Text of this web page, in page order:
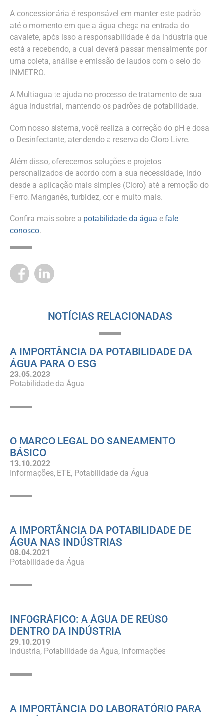
A concessionária é responsável em manter este padrão
até o momento em que a água chega na entrada do
cavalete, após isso a responsabilidade é da indústria que
está a recebendo, a qual deverá passar mensalmente por
uma coleta, análise e emissão de laudos com o selo do
INMETRO.
A Multiagua te ajuda no processo de tratamento de sua
água industrial, mantendo os padrões de potabilidade.
Com nosso sistema, você realiza a correção do pH e dosa
o Desinfectante, atendendo a reserva do Cloro Livre.
Além disso, oferecemos soluções e projetos
personalizados de acordo com a sua necessidade, indo
desde a aplicação mais simples (Cloro) até a remoção do
Ferro, Manganês, turbidez, cor e muito mais.
Confira mais sobre a potabilidade da água e fale
conosco.
NOTÍCIAS RELACIONADAS
A IMPORTÂNCIA DA POTABILIDADE DA
ÁGUA PARA O ESG
23.05.2023
Potabilidade da Água
O MARCO LEGAL DO SANEAMENTO
BÁSICO
13.10.2022
Informações ETE Potabilidade da Água
A IMPORTÂNCIA DA POTABILIDADE DE
ÁGUA NAS INDÚSTRIAS
08.04.2021
Potabilidade da Água
INFOGRÁFICO: A ÁGUA DE REÚSO
DENTRO DA INDÚSTRIA
29.10.2019
Indústria Potabilidade da Água Informações
A IMPORTÂNCIA DO LABORATÓRIO PARA